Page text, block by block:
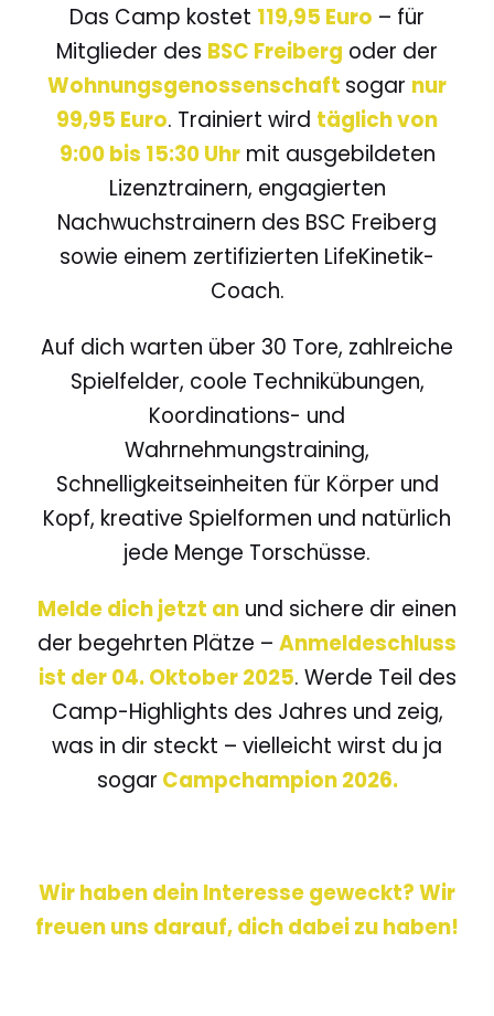
Das Camp kostet 119,95 Euro – für
Mitglieder des BSC Freiberg oder der
Wohnungsgenossenschaft sogar nur
99,95 Euro. Trainiert wird täglich von
9:00 bis 15:30 Uhrmit ausgebildeten
Lizenztrainern, engagierten
Nachwuchstrainern des BSC Freiberg
sowie einem zertifizierten LifeKinetik-
Coach.
Auf dich warten über 30 Tore, zahlreiche
Spielfelder, coole Technikübungen,
Koordinations- und
Wahrnehmungstraining,
Schnelligkeitseinheiten für Körper und
Kopf, kreative Spielformen und natürlich
jede Menge Torschüsse.
Melde dich jetzt an und sichere dir einen
der begehrten Plätze – Anmeldeschluss
ist der 04. Oktober 2025. Werde Teil des
Camp-Highlights des Jahres und zeig,
was in dir steckt – vielleicht wirst du ja
sogar Campchampion 2026.
Wir haben dein Interesse geweckt? Wir
freuen uns darauf, dich dabei zu haben!